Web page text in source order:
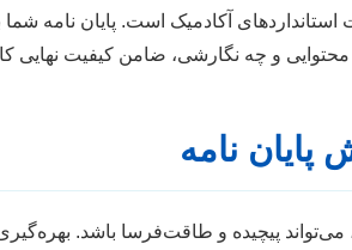
آکادمیک است. پایان نامه شما
محتوایی و چه نگارشی، ضامن کیفیت نهایی
نامه
می‌تواند پیچیده و طاقت‌فرسا باشد.